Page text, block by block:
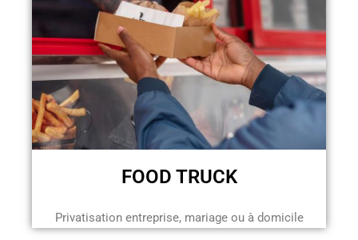
FOOD TRUCK
Privatisation entreprise, mariage ou à domicile